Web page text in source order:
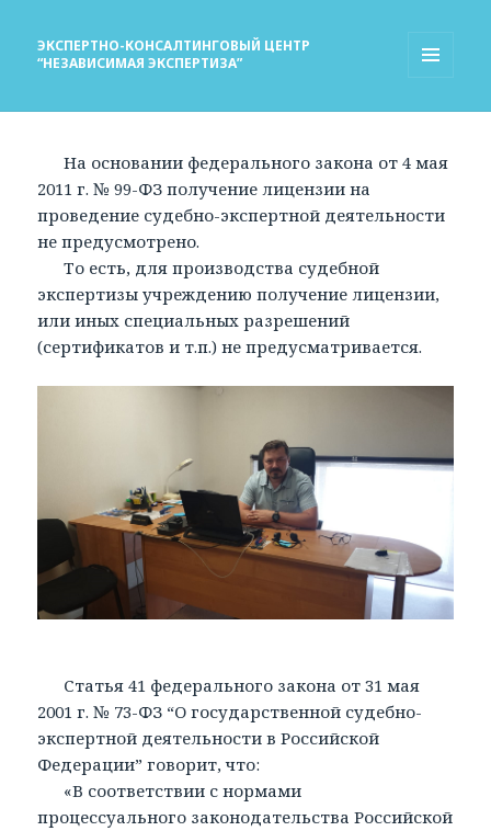
ЭКСПЕРТНО-КОНСАЛТИНГОВЫЙ ЦЕНТР
“НЕЗАВИСИМАЯ ЭКСПЕРТИЗА”
На основании федерального закона от 4 мая
2011 г. № 99-ФЗ получение лицензии на
проведение судебно-экспертной деятельности
не предусмотрено.
То есть, для производства судебной
экспертизы учреждению получение лицензии,
или иных специальных разрешений
(сертификатов и т.п.) не предусматривается.
Статья 41 федерального закона от 31 мая
2001 г. № 73-ФЗ “О государственной судебно-
экспертной деятельности в Российской
Федерации” говорит, что:
«В соответствии с нормами
процессуального законодательства Российской